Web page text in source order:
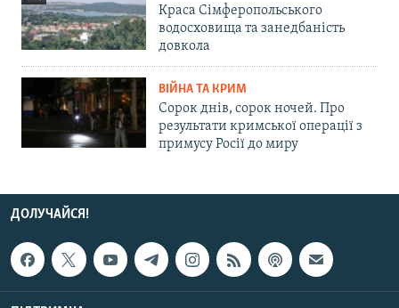
Краса Сімферопольського
водосховища та занедбаність
довкола
ВІЙНА ТА КРИМ
Сорок днів, сорок ночей. Про
результати кримської операції з
примусу Росії до миру
ДОЛУЧАЙСЯ!